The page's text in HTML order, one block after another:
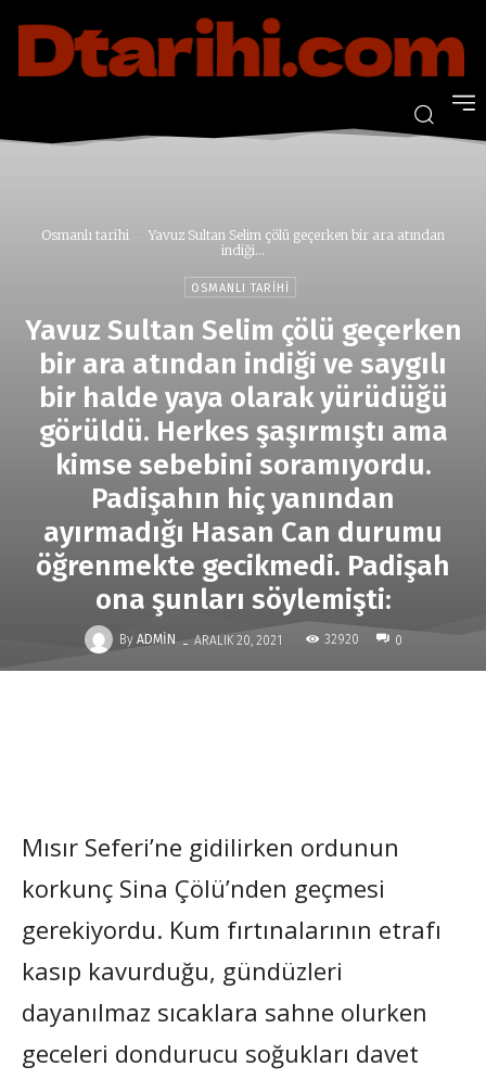
Osmanlı tarihi
Yavuz Sultan Selim çölü geçerken bir ara atından
indiği...
OSMANLI TARIHI
Yavuz Sultan Selim çölü geçerken
bir ara atından indiği ve saygılı
bir halde yaya olarak yürüdüğü
görüldü. Herkes şaşırmıştı ama
kimse sebebini soramıyordu.
Padişahın hiç yanından
ayırmadığı Hasan Can durumu
öğrenmekte gecikmedi. Padişah
ona şunları söylemişti:
By ADMIN - ARALIK 20, 2021 32920 0
Mısır Seferi’ne gidilirken ordunun
korkunç Sina Çölü’nden geçmesi
gerekiyordu. Kum fırtınalarının etrafı
kasıp kavurduğu, gündüzleri
dayanılmaz sıcaklara sahne olurken
geceleri dondurucu soğukları davet